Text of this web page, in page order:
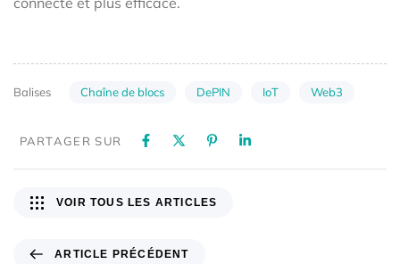
Balises Chaîne de blocs DePIN IoT Web3
PARTAGER SUR
ARTICLE PRÉCÉDENT
VOIR TOUS LES ARTICLES